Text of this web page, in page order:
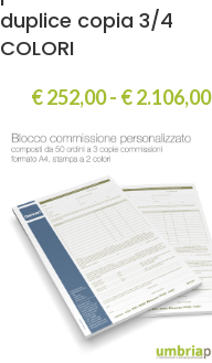
duplice copia 3/4
COLORI
€252,00- €2.106,00